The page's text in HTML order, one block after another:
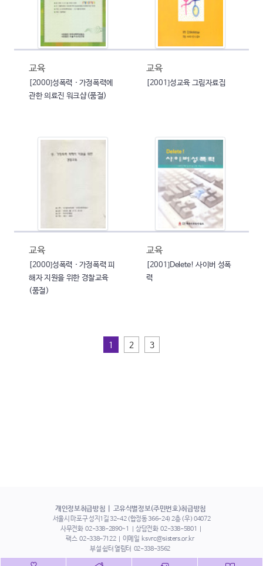
교육
[2000]성폭력 · 가정폭력에
관한 의료진 워크샵(품절)
교육
[2001]성교육 그림자료집
교육
[2000]성폭력 · 가정폭력 피
해자 지원을 위한 경찰교육
(품절)
교육
[2001]Delete! 사이버 성폭
력
1 2 3
개인정보취급방침 고유식별정보(주민번호)취급방침
서울시 마포구 성지1길 32-42 (합정동 366-24) 2층 (우) 04072
사무전화 02-338-2890~1 상담전화 02-338-5801
팩스 02-338-7122 이메일 ksvrc@sisters.or.kr
부설 쉼터 열림터 02-338-3562